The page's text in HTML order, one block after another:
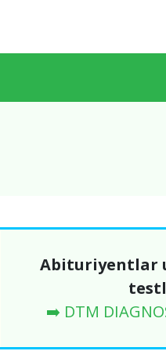
Abituriyentlar
➡️ DTM